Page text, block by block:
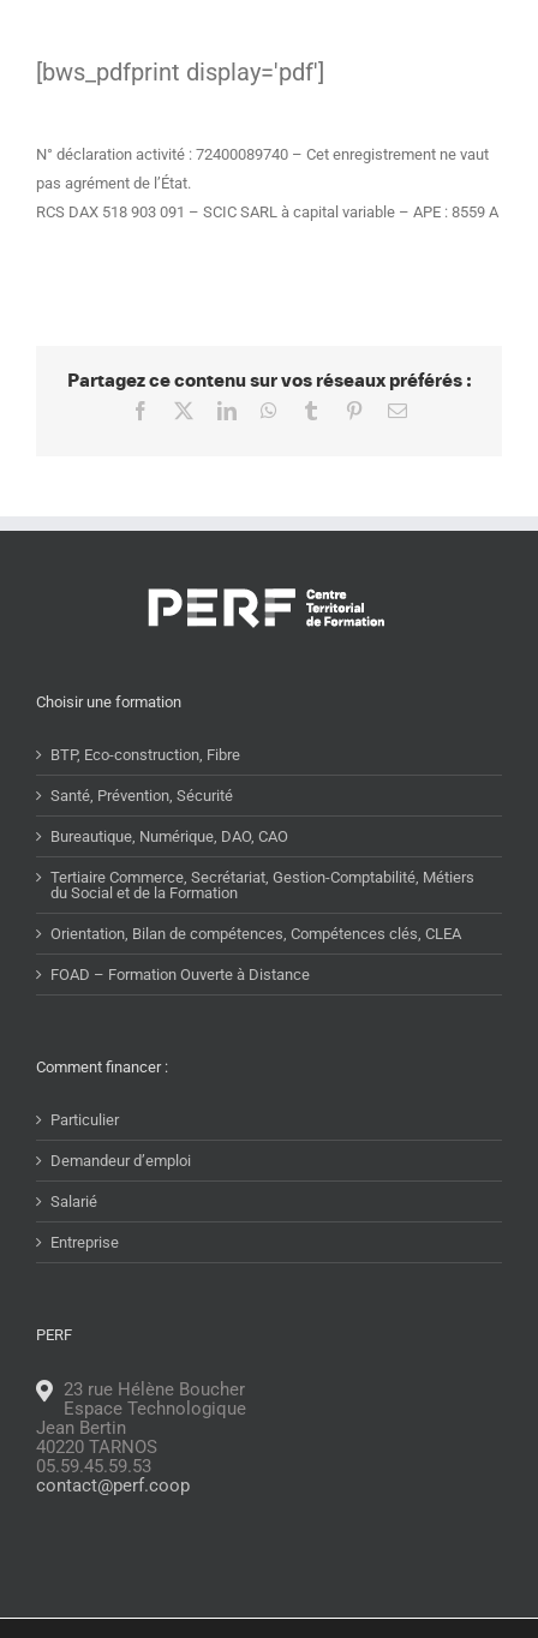
[bws_pdfprint display='pdf']
N° déclaration activité : 72400089740 – Cet enregistrement ne vaut
pas agrément de l’État.
RCS DAX 518 903 091 – SCIC SARL à capital variable – APE : 8559 A
Partagez ce contenu sur vos réseaux préférés :
Facebook LinkedInWhatsApp
Tumblr PinterestEmail
Choisir une formation
BTP, Eco-construction, Fibre
Santé, Prévention, Sécurité
Bureautique, Numérique, DAO, CAO
Tertiaire Commerce, Secrétariat, Gestion-Comptabilité, Métiers
du Social et de la Formation
Orientation, Bilan de compétences, Compétences clés, CLEA
FOAD – Formation Ouverte à Distance
Comment financer :
Particulier
Demandeur d’emploi
Salarié
Entreprise
PERF
23 rue Hélène Boucher
Espace Technologique
Jean Bertin
40220 TARNOS
05.59.45.59.53
contact@perf.coop